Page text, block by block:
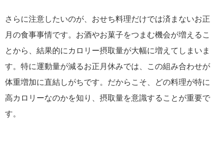
さらに注意したいのが、おせち料理だけでは済まないお正
月の食事事情です。お酒やお菓子をつまむ機会が増えるこ
とから、結果的にカロリー摂取量が大幅に増えてしまいま
す。特に運動量が減るお正月休みでは、この組み合わせが
体重増加に直結しがちです。だからこそ、どの料理が特に
高カロリーなのかを知り、摂取量を意識することが重要で
す。